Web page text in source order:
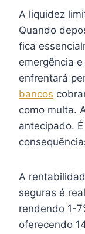
A liquidez
Quando
fica
emergência
enfrentará
bancos
como multa.
antecipado.
A
seguras é
rendendo 1-
oferecendo